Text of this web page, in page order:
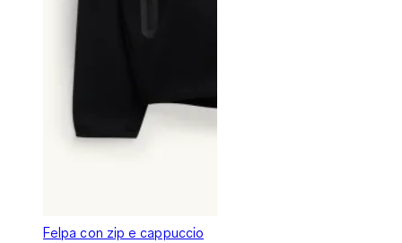
Felpa con zip e cappuccio